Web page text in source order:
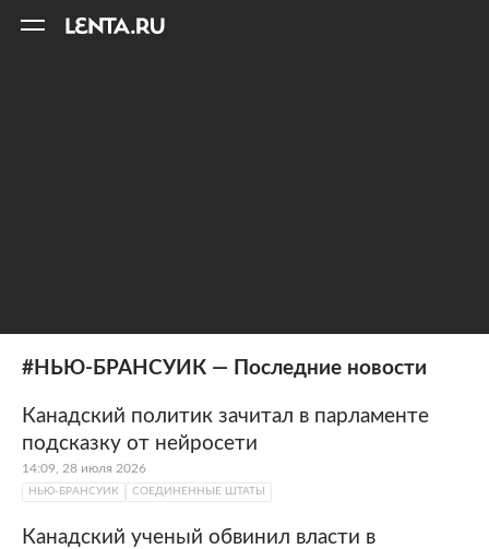
#НЬЮ-БРАНСУИК — Последние новости
Канадский политик зачитал в парламенте
подсказку от нейросети
14:09, 28 июля 2026
НЬЮ-БРАНСУИК СОЕДИНЕННЫЕ ШТАТЫ
Канадский ученый обвинил власти в